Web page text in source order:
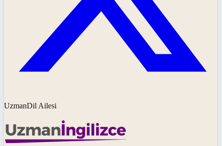
UzmanDil Ailesi